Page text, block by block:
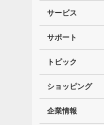
サービス
サポート
トピック
ショッピング
企業情報